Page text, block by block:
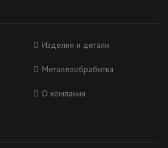
Изделия и детали
Металлообработка
О компании